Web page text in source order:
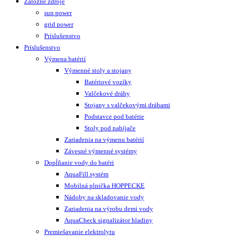
sun power
grid power
Príslušenstvo
Príslušenstvo
Výmena batérií
Výmenné stoly a stojany
Batériové vozíky
Valčekové dráhy
Stojany s valčekovými dráhami
Podstavce pod batérie
Stoly pod nabíjače
Zariadenia na výmenu batérií
Závesné výmenné systémy
Dopĺňanie vody do batéri
AquaFill systém
Mobilná plnička HOPPECKE
Nádoby na skladovanie vody
Zariadenia na výrobu demi vody
AquaCheck signalizátor hladiny
Premiešavanie elektrolytu